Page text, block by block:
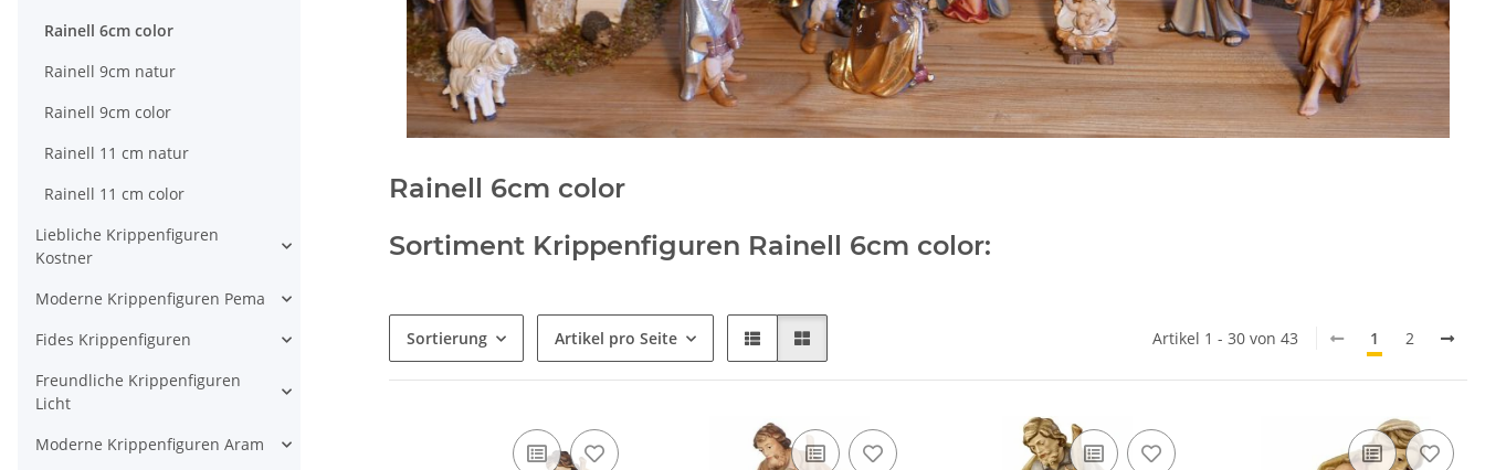
Rainell 6cm color
Sortiment Krippenfiguren Rainell 6cm color:
Sortierung Artikel pro Seite Artikel 1 - 30 von 43 1 2
Rainell 6cm color
Rainell 9cm natur
Rainell 9cm color
Rainell 11 cm natur
Rainell 11 cm color
Liebliche Krippenfiguren
Kostner
Moderne Krippenfiguren Pema
Fides Krippenfiguren
Freundliche Krippenfiguren
Licht
Moderne Krippenfiguren Aram